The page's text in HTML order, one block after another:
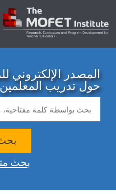
المصدر الإلكتروني
حول تدريب
بحث